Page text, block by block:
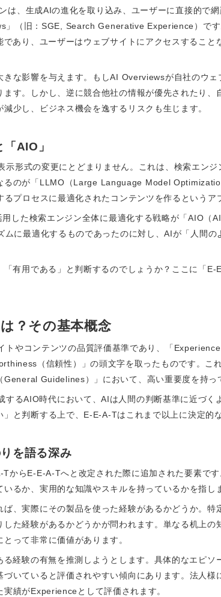
は、生成AIの進化を取り込み、ユーザーに直接的で
」（旧：SGE, Search Generative Experience）で
あり、ユーザーはウェブサイトにアクセスすること
きな影響を与えます。もしAI Overviewsが自社のウ
す。しかし、逆に競合他社の情報が優先されたり
少し、ビジネス機会を逸するリスクも生じます。
AIO」
形式の変更にとどまりません。これは、検索エン
るのが「LLMO（Large Language Model
プロセスに最適化されたコンテンツを作るというア
した検索エンジン全体に最適化する戦略が「AIO（
に最適化するものであったのに対し、AIが「人間の
有用である」と判断するのでしょうか？ここに「E-
？その基本概念
やコンテンツの品質評価基準であり、「
（信頼性）」の頭文字を取ったものです。こ
Guidelines）」において、高い重要度を持っ
るAIO時代において、AIは人間の判断基準に近づく
と判断する上で、E-E-A-Tはこれまで以上に決定的
を語る深み
からE-E-A-Tへと改定された際に追加された要素で
るか、実用的な知識やスキルを持っているかを指し
、実際にその製品を使った経験があるかどうか。特
た経験があるかどうかが問われます。単なる机上の
って非常に価値があります。
経験の有無を推測しようとします。具体的なエピソ
いていると評価されやすい傾向にあります。法人様
績がExperienceとして評価されます。